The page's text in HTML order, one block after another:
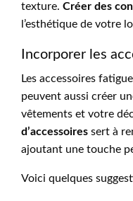
texture. Créer des
l’esthétique de votre
Incorporer les
Les accessoires
peuvent aussi créer
vêtements et votre
d’accessoires sert à
ajoutant une touche
Voici quelques